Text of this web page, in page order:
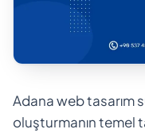
Adana web tasarım
oluşturmanın temel